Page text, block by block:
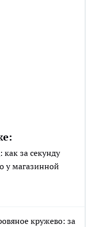
как за секунду
у магазинной
кружево: за